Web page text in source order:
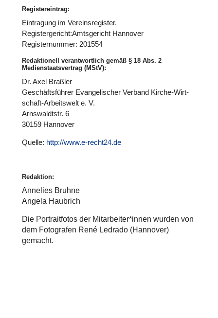
Registereintrag:
Ein­tra­gung im Ver­eins­re­gis­ter.
Registergericht:Amtsgericht Hannover
Regis­ter­num­mer: 201554
Redaktionell verantwortlich gemäß § 18 Abs. 2
Medienstaatsvertrag (MStV):
Dr. Axel Braßler
Geschäfts­füh­rer Evan­ge­li­scher Verband Kirche-Wirt­
schaft-Arbeits­welt e. V.
Arns­waldt­str. 6
30159 Hannover
Quelle: http://www.e‑recht24.de
Redaktion:
Annelies Bruhne
Angela Haubrich
Die Por­trait­fo­tos der Mitarbeiter*innen wurden von
dem Foto­gra­fen René Ledrado (Hannover)
gemacht.